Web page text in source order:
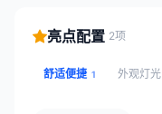
亮点配置 2项
舒适便捷 1 外观灯光